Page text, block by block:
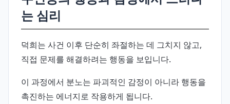
는 심리
덕희는 사건 이후 단순히 좌절하는 데 그치지 않고,
직접 문제를 해결하려는 행동을 보입니다.
이 과정에서 분노는 파괴적인 감정이 아니라 행동을
촉진하는 에너지로 작용하게 됩니다.